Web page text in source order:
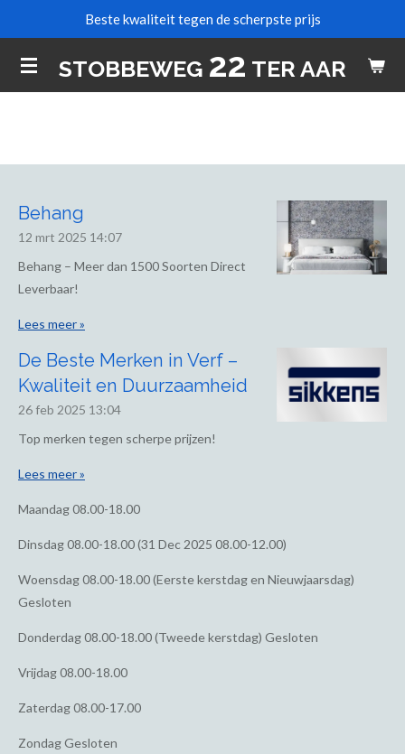
naar
de
STOBBEWEG 22 TER AAR
Beste kwaliteit tegen de scherpste prijs
Behang
12 mrt 2025 14:07
Behang – Meer dan 1500 Soorten Direct
Leverbaar!
Lees meer »
De Beste Merken in Verf –
Kwaliteit en Duurzaamheid
26 feb 2025 13:04
Top merken tegen scherpe prijzen!
Lees meer »
Maandag08.00-18.00
Dinsdag08.00-18.00 (31 Dec 2025 08.00-12.00)
Woensdag08.00-18.00 (Eerste kerstdag en Nieuwjaarsdag)
Gesloten
Donderdag08.00-18.00 (Tweede kerstdag) Gesloten
Vrijdag08.00-18.00
Zaterdag08.00-17.00
ZondagGesloten